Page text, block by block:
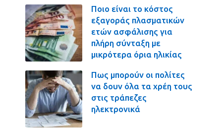
Ποιο είναι το κόστος
εξαγοράς πλασματικών
ετών ασφάλισης για
πλήρη σύνταξη με
μικρότερα όρια ηλικίας
Πως μπορούν οι πολίτες
να δουν όλα τα χρέη τους
στις τράπεζες
ηλεκτρονικά